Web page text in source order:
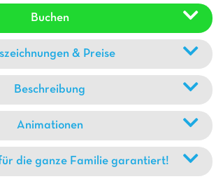
Buchen
& Preise
Beschreibung
Animationen
die ganze Familie garantiert!